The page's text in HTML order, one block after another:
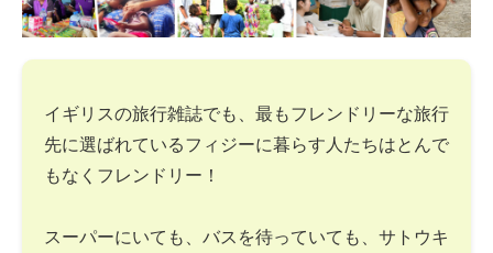
イギリスの旅行雑誌でも、最もフレンドリーな旅行
先に選ばれているフィジーに暮らす人たちはとんで
もなくフレンドリー！
スーパーにいても、バスを待っていても、サトウキ